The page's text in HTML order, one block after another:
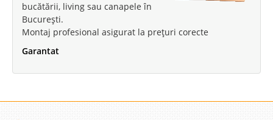
bucătării, living sau canapele în
București.
Montaj profesional asigurat la prețuri corecte
Garantat